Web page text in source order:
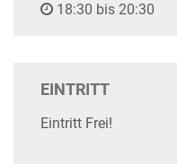
18:30 bis 20:30
EINTRITT
Eintritt Frei!